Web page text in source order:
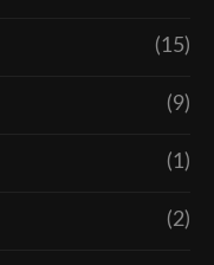
(15)
(9)
(1)
(2)